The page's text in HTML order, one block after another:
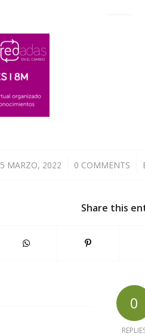
5 MARZO, 2022
/ 0 COMMENTS
/
Share this
0